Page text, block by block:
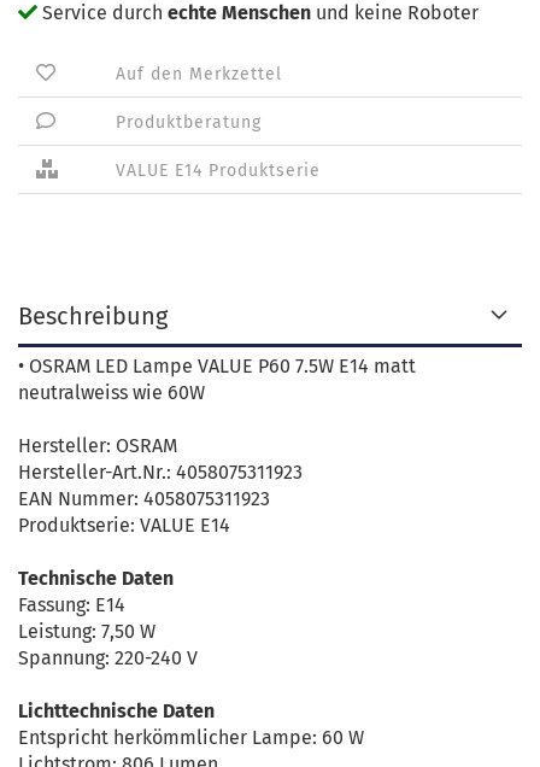
Service durch echte Menschen und keine Roboter
Auf den Merkzettel
Produktberatung
VALUE E14 Produktserie
Beschreibung
• OSRAM LED Lampe VALUE P60 7.5W E14 matt
neutralweiss wie 60W
Hersteller: OSRAM
Hersteller-Art.Nr.: 4058075311923
EAN Nummer: 4058075311923
Produktserie: VALUE E14
Technische Daten
Fassung: E14
Leistung: 7,50 W
Spannung: 220-240 V
Lichttechnische Daten
Entspricht herkömmlicher Lampe: 60 W